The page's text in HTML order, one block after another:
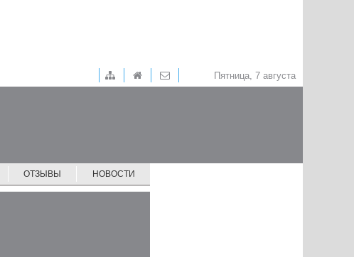
Пятница, 7 августа
ОТЗЫВЫ НОВОСТИ